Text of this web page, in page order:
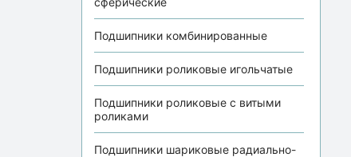
Подшипники комбинированные
Подшипники роликовые игольчатые
Подшипники роликовые с витыми
роликами
Подшипники шариковые радиально-